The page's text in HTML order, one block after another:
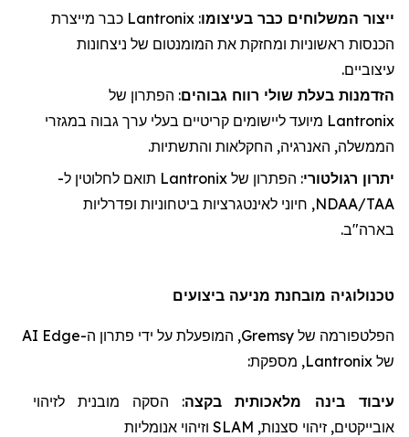
ייצור המשלוחים כבר בעיצומו:
Lantronix כבר מייצרת
הכנסות ראשוניות ומחזקת את המומנטום של ניצחונות
עיצוביים.
הזדמנות בעלת שולי רווח גבוהים: הפתרון של
Lantronix מיועד ליישומים קריטיים בעלי ערך גבוה במגזרי
הממשלה, האנרגיה, החקלאות והתשתיות.
יתרון רגולטורי: הפתרון של Lantronix תואם לחלוטין ל-
NDAA/TAA, חיוני לאינטגרציות ביטחוניות ופדרליות
בארה"ב.
טכנולוגיה מובחנת מניעה ביצועים
הפלטפורמה של Gremsy, המופעלת על ידי פתרון ה-Edge
AI
של Lantronix, מספקת:
עיבוד בינה מלאכותיתבקצה: הסקה מובנית לזיהוי
אובייקטים, זיהוי סצנות, SLAM וזיהוי אנומליות